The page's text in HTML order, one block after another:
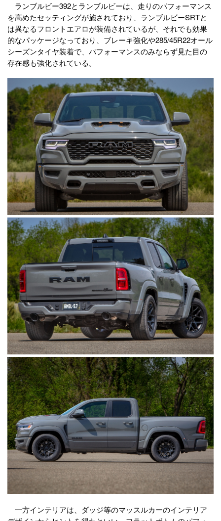
ランブルビー392とランブルビーは、走りのパフォーマンス
を高めたセッティングが施されており、ランブルビーSRTと
は異なるフロントエアロが装備されているが、それでも効果
的なパッケージなっており、ブレーキ強化や285/45R22オール
シーズンタイヤ装着で、パフォーマンスのみならず見た目の
存在感も強化されている。
一方インテリアは、ダッジ等のマッスルカーのインテリア